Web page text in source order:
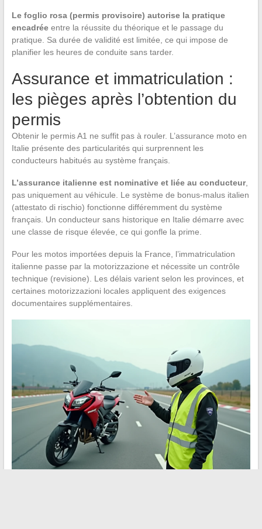
Le foglio rosa (permis provisoire) autorise la pratique
encadréeentre la réussite du théorique et le passage du
pratique. Sa durée de validité est limitée, ce qui impose de
planifier les heures de conduite sans tarder.
Assurance et immatriculation :
les pièges après l’obtention du
permis
Obtenir le permis A1 ne suffit pas à rouler. L’assurance moto en
Italie présente des particularités qui surprennent les
conducteurs habitués au système français.
L’assurance italienne est nominative et liée au conducteur,
pas uniquement au véhicule. Le système de bonus-malus italien
(attestato di rischio) fonctionne différemment du système
français. Un conducteur sans historique en Italie démarre avec
une classe de risque élevée, ce qui gonfle la prime.
Pour les motos importées depuis la France, l’immatriculation
italienne passe par la motorizzazione et nécessite un contrôle
technique (revisione). Les délais varient selon les provinces, et
certaines motorizzazioni locales appliquent des exigences
documentaires supplémentaires.